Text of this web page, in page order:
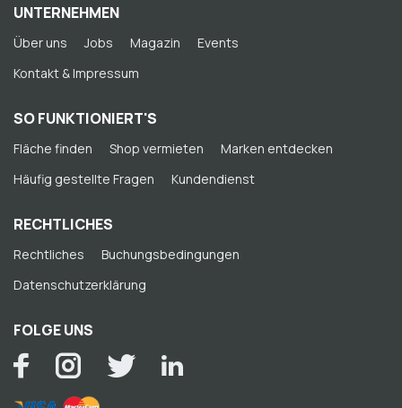
UNTERNEHMEN
Über uns Jobs Magazin
Events
Kontakt & Impressum
SO FUNKTIONIERT'S
Fläche finden Shop vermieten
Marken entdecken
Häufig gestellte Fragen
Kundendienst
RECHTLICHES
Rechtliches
Buchungsbedingungen
Datenschutzerklärung
FOLGE UNS